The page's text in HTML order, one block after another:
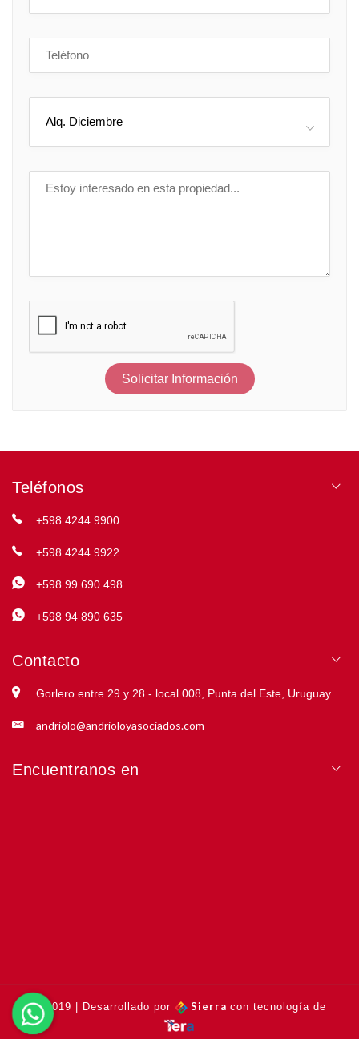
Alq. Diciembre
Solicitar Información
Teléfonos
+598 4244 9900
+598 4244 9922
+598 99 690 498
+598 94 890 635
Contacto
Gorlero entre 29 y 28 - local 008, Punta del Este, Uruguay
andriolo@andrioloyasociados.com
Encuentranos en
© 2019 | Desarrollado por Sierra con tecnología de